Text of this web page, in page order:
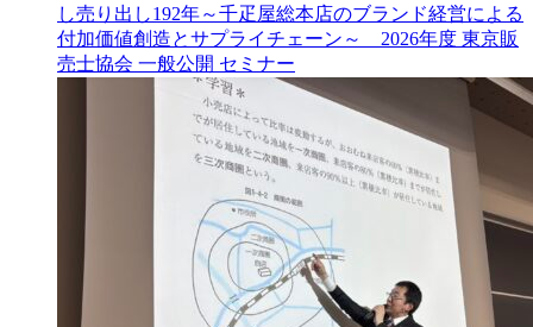
し売り出し192年～千疋屋総本店のブランド経営による
付加価値創造とサプライチェーン～ 2026年度 東京販
売士協会 一般公開 セミナー